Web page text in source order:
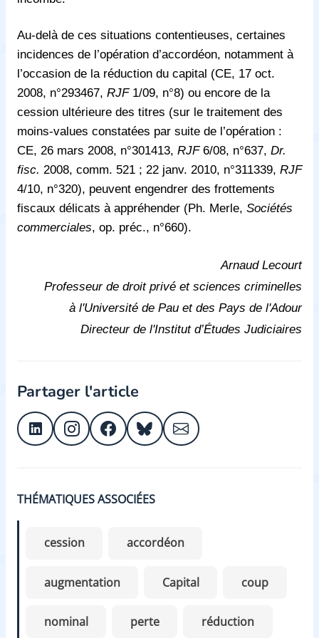
Au-delà de ces situations contentieuses, certaines
incidences de l’opération d’accordéon, notamment à
l’occasion de la réduction du capital (CE, 17 oct.
2008, n°293467, RJF1/09, n°8) ou encore de la
cession ultérieure des titres (sur le traitement des
moins-values constatées par suite de l’opération :
CE, 26 mars 2008, n°301413, RJF 6/08, n°637, Dr.
fisc. 2008, comm. 521 ; 22 janv. 2010, n°311339, RJF
4/10, n°320), peuvent engendrer des frottements
fiscaux délicats à appréhender (Ph. Merle, Sociétés
commerciales, op. préc., n°660).
Arnaud Lecourt
Professeur de droit privé et sciences criminelles
à l'Université de Pau et des Pays de l'Adour
Directeur de l'Institut d’Études Judiciaires
Partager l'article
THÉMATIQUES ASSOCIÉES
cession accordéon
augmentation Capital coup
nominal perte réduction